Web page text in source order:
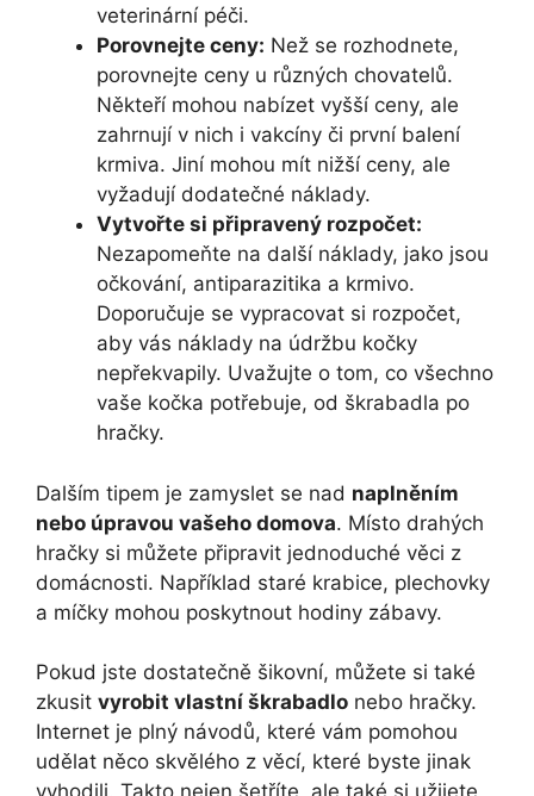
veterinární péči.
Porovnejte ceny: Než se rozhodnete,
porovnejte ceny u různých chovatelů.
Někteří mohou nabízet vyšší ceny, ale
zahrnují v nich i vakcíny či první balení
krmiva. Jiní mohou mít nižší ceny, ale
vyžadují dodatečné náklady.
Vytvořte si připravený rozpočet:
Nezapomeňte na další náklady, jako jsou
očkování, antiparazitika a krmivo.
Doporučuje se vypracovat si rozpočet,
aby vás náklady na údržbu kočky
nepřekvapily. Uvažujte o tom, co všechno
vaše kočka potřebuje, od škrabadla po
hračky.
Dalším tipem je zamyslet se nad naplněním
nebo úpravou vašeho domova. Místo drahých
hračky si můžete připravit jednoduché věci z
domácnosti. Například staré krabice, plechovky
a míčky mohou poskytnout hodiny zábavy.
Pokud jste dostatečně šikovní, můžete si také
zkusit vyrobit vlastní škrabadlo nebo hračky.
Internet je plný návodů, které vám pomohou
udělat něco skvělého z věcí, které byste jinak